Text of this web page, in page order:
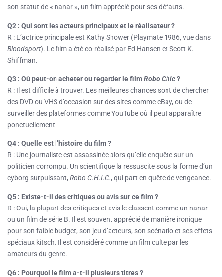
son statut de « nanar », un film apprécié pour ses défauts.
Q2 : Qui sont les acteurs principaux et le réalisateur ?
R : L’actrice principale est Kathy Shower (Playmate 1986, vue dans
Bloodsport). Le film a été co-réalisé par Ed Hansen et Scott K.
Shiffman.
Q3 : Où peut-on acheter ou regarder le filmRobo Chic?
R : Il est difficile à trouver. Les meilleures chances sont de chercher
des DVD ou VHS d’occasion sur des sites comme eBay, ou de
surveiller des plateformes comme YouTube où il peut apparaître
ponctuellement.
Q4 : Quelle est l’histoire du film ?
R : Une journaliste est assassinée alors qu’elle enquête sur un
politicien corrompu. Un scientifique la ressuscite sous la forme d’un
cyborg surpuissant, Robo C.H.I.C., qui part en quête de vengeance.
Q5 : Existe-t-il des critiques ou avis sur ce film ?
R : Oui, la plupart des critiques et avis le classent comme un nanar
ou un film de série B. Il est souvent apprécié de manière ironique
pour son faible budget, son jeu d’acteurs, son scénario et ses effets
spéciaux kitsch. Il est considéré comme un film culte par les
amateurs du genre.
Q6 : Pourquoi le film a-t-il plusieurs titres ?